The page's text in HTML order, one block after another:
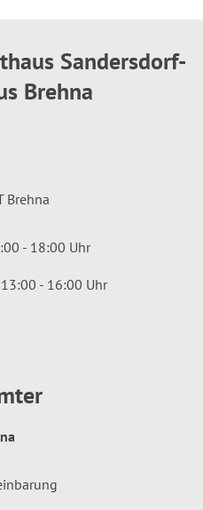
Sandersdorf-
Brehna
Brehna
- 18:00 Uhr
- 16:00 Uhr